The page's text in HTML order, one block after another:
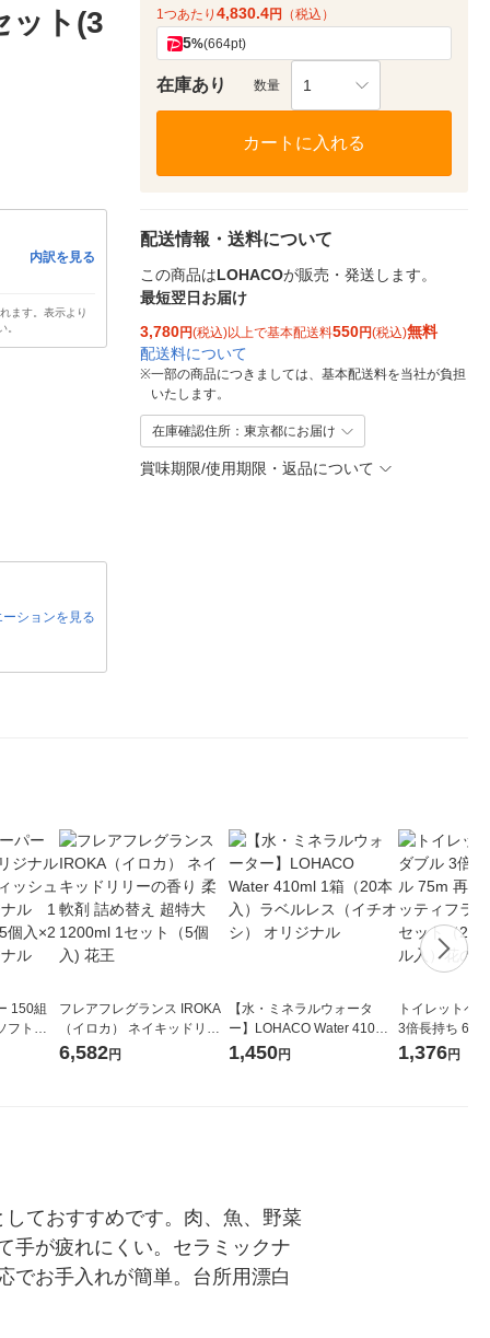
ット(3
内訳を見る
ます。表示より
。
ションを見る
1つあたり 4,830.4円 （税込）
5%(664pt)
在庫あり 数量 1
カートに入れる
配送情報・送料について
この商品はLOHACOが販売・発送します。
最短翌日お届け
3,780円(税込)以上で基本配送料550円(税込)無料
配送料について
※一部の商品につきましては、基本配送料を当社が負担
いたします。
在庫確認住所：東京都にお届け
賞味期限/使用期限・返品について
150組
トパ
オナ オ
フレアフレグランス IROKA
（イロカ） ネイキッドリリ
ーの香り 柔軟剤 詰め替え 超
特大 1200ml 1セット（5個
6,582円
【水・ミネラルウォータ
ー】LOHACO Water 410ml
1箱（20本入）ラベルレス
（イチオシ） オリジナル
1,450円
トイレットペ
3倍長持ち 6ロール
紙配合 スコッ
パック 1セッ
1,376円
ておすすめです。肉、魚、野菜
手が疲れにくい。セラミックナ
でお手入れが簡単。台所用漂白